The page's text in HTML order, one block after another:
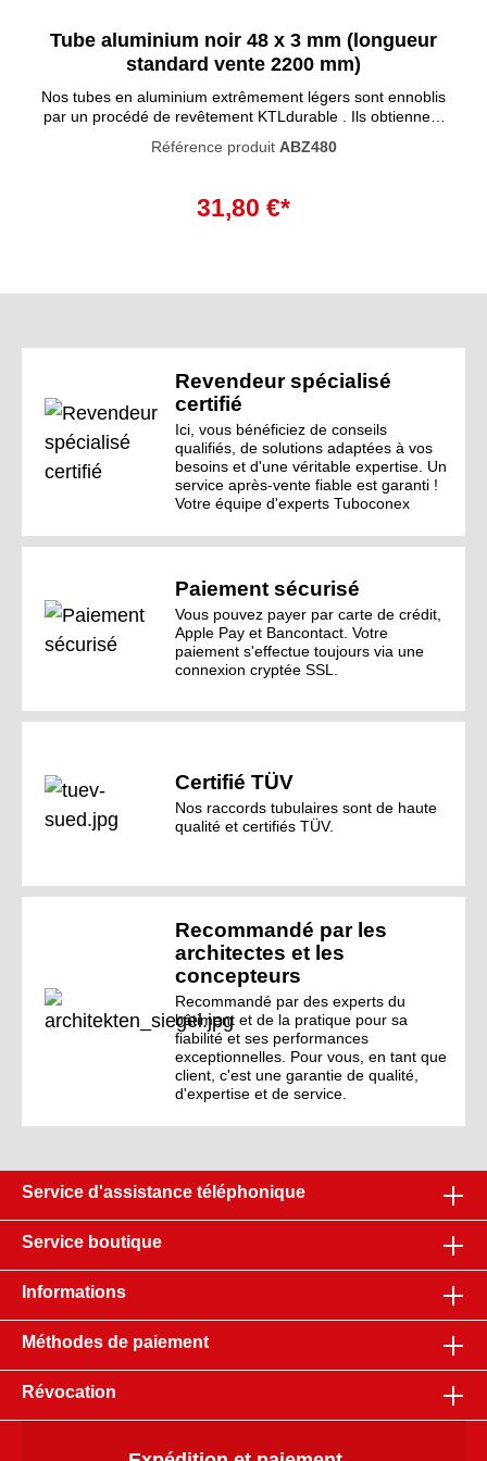
Tube aluminium noir 48 x 3 mm (longueur
standard vente 2200 mm)
Nos tubes en aluminium extrêmement légers sont ennoblis
par un procédé de revêtement KTLdurable . Ils obtiennent
tubes sont également plus résistants aux rayures et aux
vos propres créations de meubles.
Référence produit ABZ480
31,80 €*
Revendeur spécialisé
certifié
Ici, vous bénéficiez de conseils
qualifiés, de solutions adaptées à vos
besoins et d'une véritable expertise. Un
service après-vente fiable est garanti !
Votre équipe d'experts Tuboconex
Paiement sécurisé
Vous pouvez payer par carte de crédit,
Apple Pay et Bancontact. Votre
paiement s'effectue toujours via une
connexion cryptée SSL.
Certifié TÜV
Nos raccords tubulaires sont de haute
qualité et certifiés TÜV.
Recommandé par les
architectes et les
concepteurs
Recommandé par des experts du
bâtiment et de la pratique pour sa
fiabilité et ses performances
exceptionnelles. Pour vous, en tant que
client, c'est une garantie de qualité,
d'expertise et de service.
Service d'assistance téléphonique
Service boutique
Informations
Méthodes de paiement
Révocation